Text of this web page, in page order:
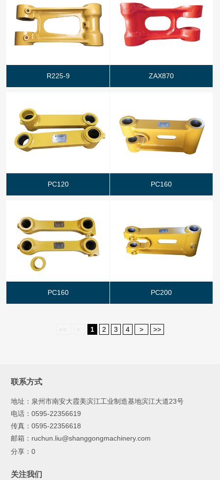
R225-9 ZAX870
PC120 PC160
PC160 PC200
1 2 3 4 > >>
联系方式
地址：泉州市南安大霞美滨江工业制造基地滨江大道23号
电话：0595-22356619
传真：0595-22356618
邮箱：ruchun.liu@shanggongmachinery.com
分享：0
关注我们